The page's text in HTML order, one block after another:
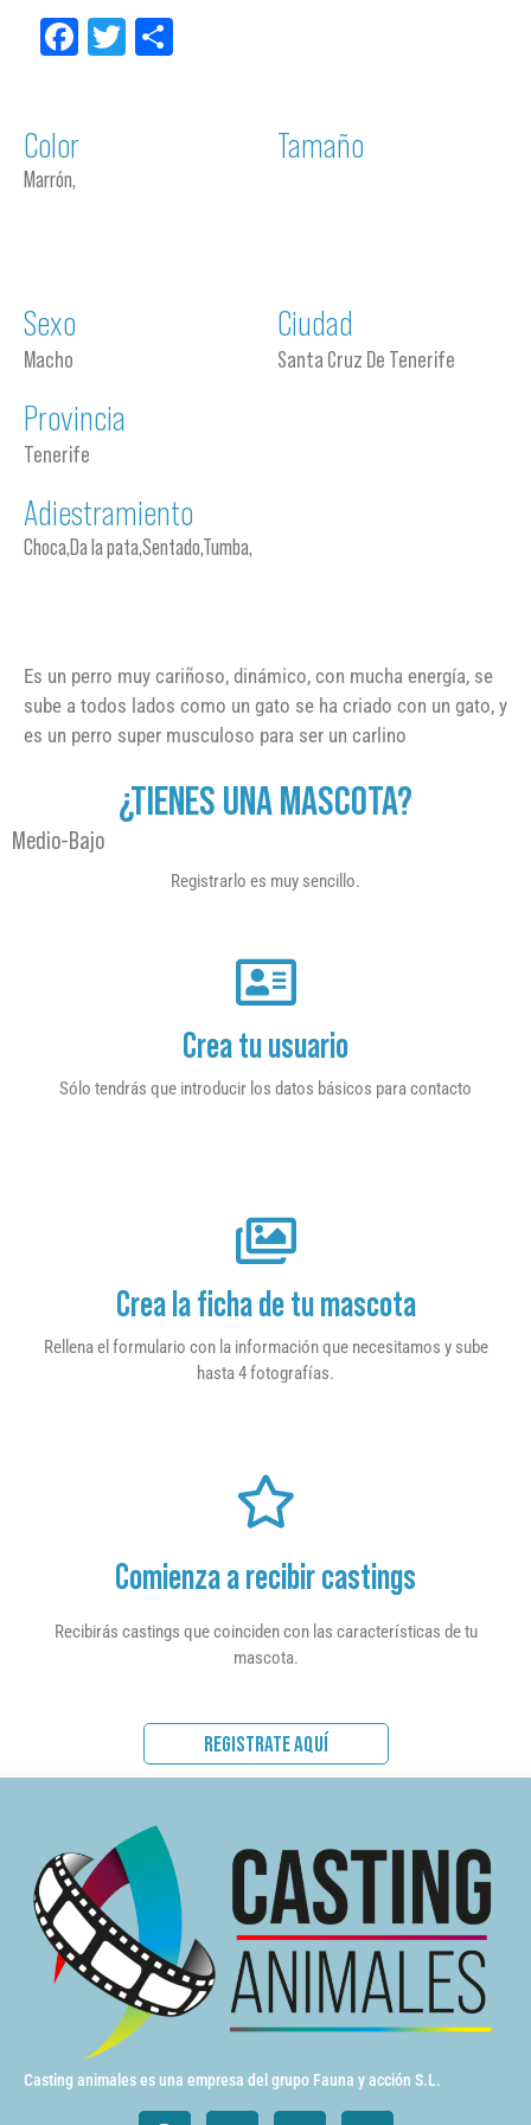
Facebook
Twitter
Color
Marrón,
Tamaño
Sexo
Macho
Ciudad
Santa Cruz De Tenerife
Provincia
Tenerife
Adiestramiento
Choca,Da la pata,Sentado,Tumba,
Es un perro muy cariñoso, dinámico, con mucha energía, se
sube a todos lados como un gato se ha criado con un gato, y
es un perro super musculoso para ser un carlino
¿TIENES UNA MASCOTA?
Medio-Bajo
Registrarlo es muy sencillo.
Crea tu usuario
Sólo tendrás que introducir los datos básicos para contacto
Crea la ficha de tu mascota
Rellena el formulario con la información que necesitamos y sube
hasta 4 fotografías.
Comienza a recibir castings
Recibirás castings que coinciden con las características de tu
mascota.
REGISTRATE AQUÍ
Casting animales es una empresa del grupo Fauna y acción S.L.